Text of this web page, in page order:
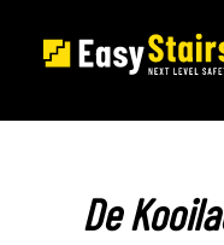
De